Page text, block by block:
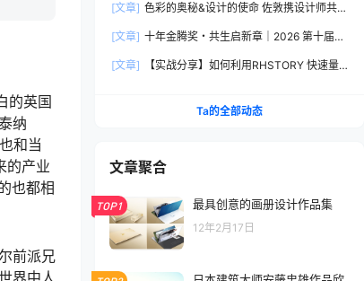
的英国
纳
和当
的产业
也都相
前派兄
界中人
[文章] 色彩的奥秘&设计的使命 佐敦携设计师共探
[文章] 十年金腾奖・共生启新章｜2026 第十届金
[文章]
【实战分享】如何利用RHSTORY 快速量
Ta的全部动态
文章聚合
TOP1 最具创意的画册设计作品集
12年2月17日